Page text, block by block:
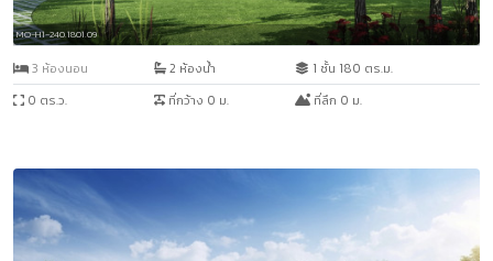
MO-H1-240.1801.09
3 ห้องนอน 2 ห้องน้ำ
1 ชั้น 180 ตร.ม.
0 ตร.ว.
ที่กว้าง 0 ม. ที่ลึก 0 ม.